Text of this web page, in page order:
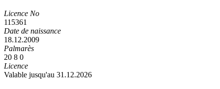
Licence No
115361
Date de naissance
18.12.2009
Palmarès
20 8 0
Licence
Valable jusqu'au 31.12.2026